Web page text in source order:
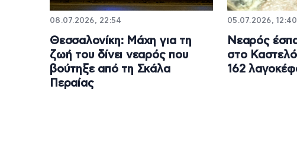
08.07.2026, 22:54
Θεσσαλονίκη: Μάχη για τη
ζωή του δίνει νεαρός που
βούτηξε από τη Σκάλα
Περαίας
05.07.2026, 12:40
Νεαρός
στο
162